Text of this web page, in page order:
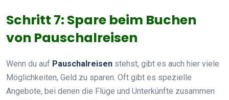
Schritt 7: Spare beim Buchen
von Pauschalreisen
Wenn du auf Pauschalreisen stehst, gibt es auch hier viele
Möglichkeiten, Geld zu sparen. Oft gibt es spezielle
Angebote, bei denen die Flüge und Unterkünfte zusammen